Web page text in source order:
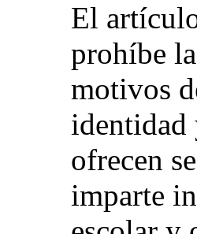
El
prohíbe
motivos
identidad
ofrecen
imparte